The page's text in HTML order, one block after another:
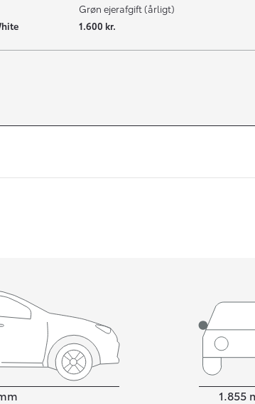
Grøn ejerafgift (årligt)
1.600 kr.
1.855